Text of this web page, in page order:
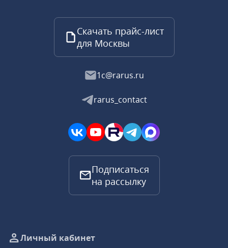
Скачать прайс-лист
для Москвы
1c@rarus.ru
rarus_contact
Подписаться
на рассылку
Личный кабинет